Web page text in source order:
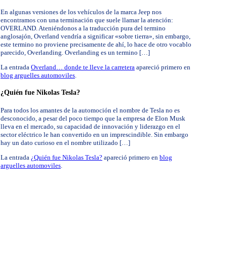
En algunas versiones de los vehículos de la marca Jeep nos
encontramos con una terminación que suele llamar la atención:
OVERLAND. Ateniéndonos a la traducción pura del termino
anglosajón, Overland vendría a significar «sobre tierra», sin embargo,
este termino no proviene precisamente de ahí, lo hace de otro vocablo
parecido, Overlanding. Overlanding es un termino […]
La entrada Overland… donde te lleve la carretera apareció primero en
blog arguelles automoviles.
¿Quién fue Nikolas Tesla?
Para todos los amantes de la automoción el nombre de Tesla no es
desconocido, a pesar del poco tiempo que la empresa de Elon Musk
lleva en el mercado, su capacidad de innovación y liderazgo en el
sector eléctrico le han convertido en un imprescindible. Sin embargo
hay un dato curioso en el nombre utilizado […]
La entrada ¿Quién fue Nikolas Tesla?apareció primero en blog
arguelles automoviles.